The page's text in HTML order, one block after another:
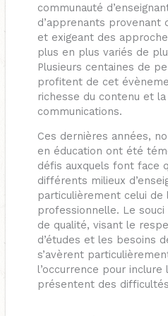
communauté
d’apprenants provenant
et exigeant des
plus en plus variés de
Plusieurs centaines de
profitent de cet
richesse du contenu et
communications.
Ces dernières années,
en éducation ont été
défis auxquels font face
différents milieux
particulièrement celui de
professionnelle. Le souci
de qualité, visant le
d’études et les besoins
s’avèrent
l’occurrence pour
présentent des